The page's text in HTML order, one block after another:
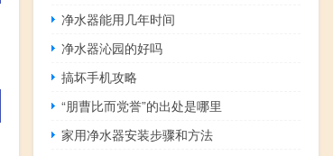
净水器能用几年时间
净水器沁园的好吗
搞坏手机攻略
“朋曹比而党誉”的出处是哪里
家用净水器安装步骤和方法